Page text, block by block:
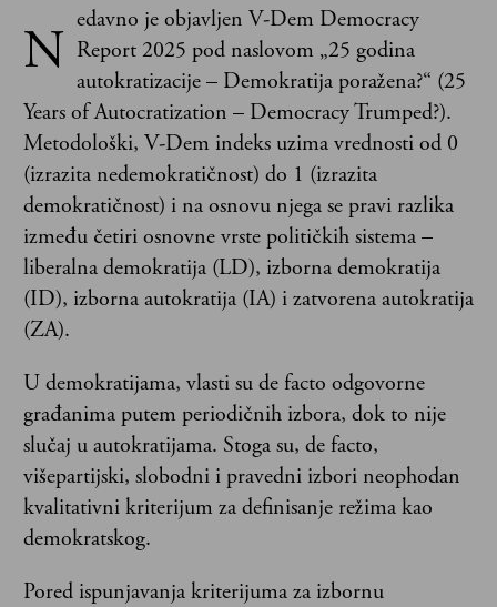
N edavno je objavljen V-Dem Democracy
Report 2025 pod naslovom „25 godina
autokratizacije – Demokratija poražena?“ (25
Years of Autocratization – Democracy Trumped?).
Metodološki, V-Dem indeks uzima vrednosti od 0
(izrazita nedemokratičnost) do 1 (izrazita
demokratičnost) i na osnovu njega se pravi razlika
između četiri osnovne vrste političkih sistema –
liberalna demokratija (LD), izborna demokratija
(ID), izborna autokratija (IA) i zatvorena autokratija
(ZA).
U demokratijama, vlasti su de facto odgovorne
građanima putem periodičnih izbora, dok to nije
slučaj u autokratijama. Stoga su, de facto,
višepartijski, slobodni i pravedni izbori neophodan
kvalitativni kriterijum za definisanje režima kao
demokratskog.
Pored ispunjavanja kriterijuma za izbornu